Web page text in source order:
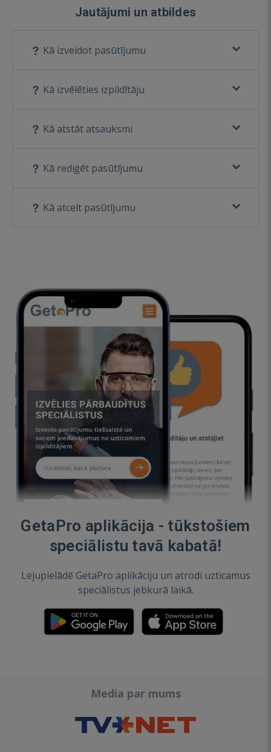
Jautājumi un atbildes
Kā izveidot pasūtījumu
Kā izvēlēties izpildītāju
Kā atstāt atsauksmi
Kā rediģēt pasūtījumu
Kā atcelt pasūtījumu
GetaPro aplikācija - tūkstošiem
speciālistu tavā kabatā!
Lejupielādē GetaPro aplikāciju un atrodi uzticamus
speciālistus jebkurā laikā.
Media par mums